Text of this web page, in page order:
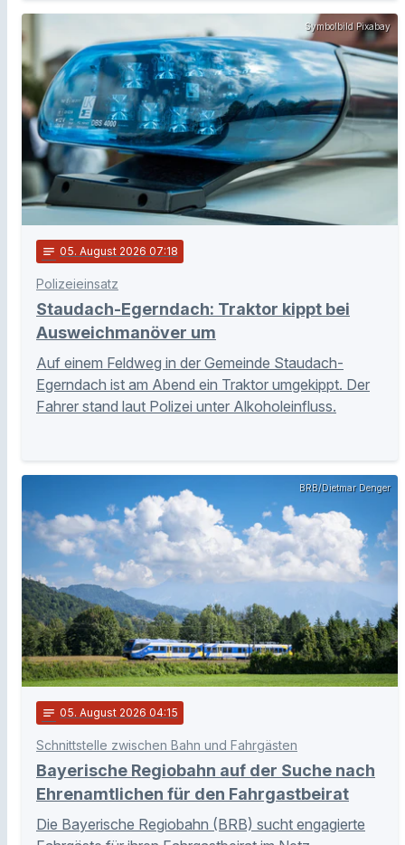
Symbolbild Pixabay
notes 05. August 2026 07:18
Polizeieinsatz
Staudach-Egerndach: Traktor kippt bei
Ausweichmanöver um
Auf einem Feldweg in der Gemeinde Staudach-
Egerndach ist am Abend ein Traktor umgekippt. Der
Fahrer stand laut Polizei unter Alkoholeinfluss.
BRB/Dietmar Denger
notes 05. August 2026 04:15
Schnittstelle zwischen Bahn und Fahrgästen
Bayerische Regiobahn auf der Suche nach
Ehrenamtlichen für den Fahrgastbeirat
Die Bayerische Regiobahn (BRB) sucht engagierte